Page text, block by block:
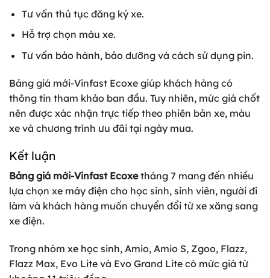
Tư vấn thủ tục đăng ký xe.
Hỗ trợ chọn màu xe.
Tư vấn bảo hành, bảo dưỡng và cách sử dụng pin.
Bảng giá mới-Vinfast Ecoxe giúp khách hàng có
thông tin tham khảo ban đầu. Tuy nhiên, mức giá chốt
nên được xác nhận trực tiếp theo phiên bản xe, màu
xe và chương trình ưu đãi tại ngày mua.
Kết luận
Bảng giá mới-Vinfast Ecoxetháng 7 mang đến nhiều
lựa chọn xe máy điện cho học sinh, sinh viên, người đi
làm và khách hàng muốn chuyển đổi từ xe xăng sang
xe điện.
Trong nhóm xe học sinh, Amio, Amio S, Zgoo, Flazz,
Flazz Max, Evo Lite và Evo Grand Lite có mức giá từ